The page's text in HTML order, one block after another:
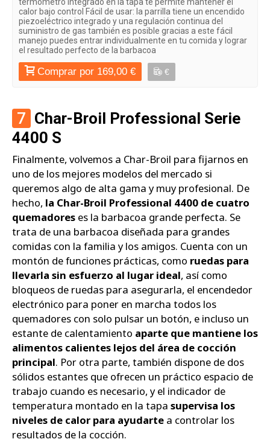
termómetro integrado en la tapa te permite mantener el
calor bajo control Fácil de usar: la parrilla tiene un encendido
piezoeléctrico integrado y una regulación continua del
suministro de gas también es posible gracias a este fácil
manejo puedes entrar individualmente en tu comida y lograr
el resultado perfecto de la barbacoa
Comprar por 169,00 € €
7 Char-Broil Professional Serie
4400 S
Finalmente, volvemos a Char-Broil para fijarnos en
uno de los mejores modelos del mercado si
queremos algo de alta gama y muy profesional. De
hecho, la Char-Broil Professional 4400 de cuatro
quemadores es la barbacoa grande perfecta. Se
trata de una barbacoa diseñada para grandes
comidas con la familia y los amigos. Cuenta con un
montón de funciones prácticas, como ruedas para
llevarla sin esfuerzo al lugar ideal, así como
bloqueos de ruedas para asegurarla, el encendedor
electrónico para poner en marcha todos los
quemadores con solo pulsar un botón, e incluso un
estante de calentamiento aparte que mantiene los
alimentos calientes lejos del área de cocción
principal. Por otra parte, también dispone de dos
sólidos estantes que ofrecen un práctico espacio de
trabajo cuando es necesario, y el indicador de
temperatura montado en la tapa supervisa los
niveles de calor para ayudarte a controlar los
resultados de la cocción.